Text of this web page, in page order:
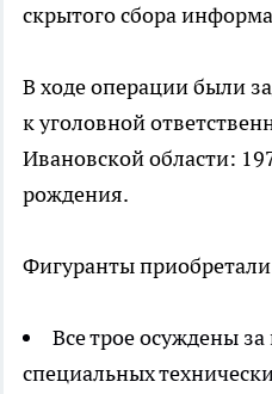
скрытого сбора
В ходе операции были
к уголовной
Ивановской области:
рождения.
Фигуранты
Все трое осуждены
специальных